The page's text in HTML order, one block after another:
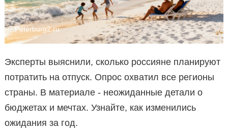
Peterburg2.ru
Эксперты выяснили, сколько россияне планируют
потратить на отпуск. Опрос охватил все регионы
страны. В материале - неожиданные детали о
бюджетах и мечтах. Узнайте, как изменились
ожидания за год.